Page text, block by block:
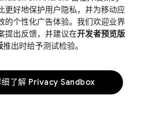
更好地保护用户隐私，并为移动应
的个性化广告体验。我们欢迎业界
提出反馈，并建议在开发者预览版
推出时给予测试检验。
细了解 Privacy Sandbox